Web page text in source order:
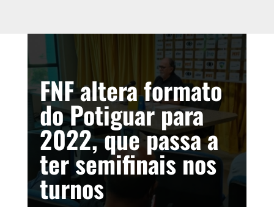
FNF altera formato
do Potiguar para
2022, que passa a
ter semifinais nos
turnos